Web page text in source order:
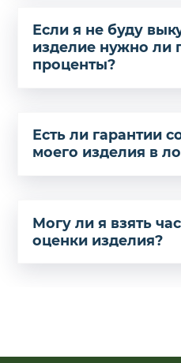
Если я не буду
изделие нужно ли
проценты?
Есть ли гарантии
моего изделия в
Могу ли я взять
оценки изделия?